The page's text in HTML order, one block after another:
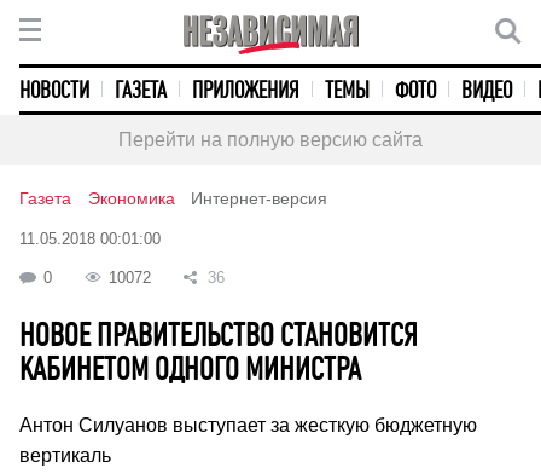
НОВОСТИ ГАЗЕТА ПРИЛОЖЕНИЯ ТЕМЫ ФОТО ВИДЕО
Перейти на полную версию сайта
Газета Экономика Интернет-версия
11.05.2018 00:01:00
0 10072 36
НОВОЕ ПРАВИТЕЛЬСТВО СТАНОВИТСЯ
КАБИНЕТОМ ОДНОГО МИНИСТРА
Антон Силуанов выступает за жесткую бюджетную
вертикаль